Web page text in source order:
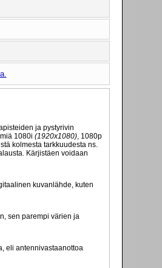
ja pystyrivin
1080i (1920x1080), 1080p
kolmesta tarkkuudesta ns.
Kärjistäen voidaan
kuvanlähde, kuten
sen parempi värien ja
eli antennivastaanottoa